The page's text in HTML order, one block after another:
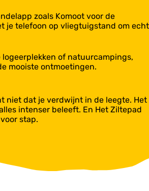
zoals Komoot voor de
je telefoon op vliegtuigstand om echt
logeerplekken of natuurcampings,
mooiste ontmoetingen.
niet dat je verdwijnt in de leegte. Het
intenser beleeft. En Het Ziltepad
stap.